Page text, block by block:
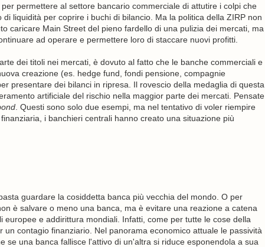
permettere al settore bancario commerciale di attutire i colpi che
liquidità per coprire i buchi di bilancio. Ma la politica della ZIRP non
caricare Main Street del pieno fardello di una pulizia dei mercati, ma
ad operare e permettere loro di staccare nuovi profitti.
dei titoli nei mercati, è dovuto al fatto che le banche commerciali e
creazione (es. hedge fund, fondi pensione, compagnie
presentare dei bilanci in ripresa. Il rovescio della medaglia di questa
artificiale del rischio nella maggior parte dei mercati. Pensate
. Questi sono solo due esempi, ma nel tentativo di voler riempire
i banchieri centrali hanno creato una situazione più
guardare la cosiddetta banca più vecchia del mondo. O per
è salvare o meno una banca, ma è evitare una reazione a catena
e addirittura mondiali. Infatti, come per tutte le cose della
contagio finanziario. Nel panorama economico attuale le passività
se una banca fallisce l'attivo di un'altra si riduce esponendola a sua